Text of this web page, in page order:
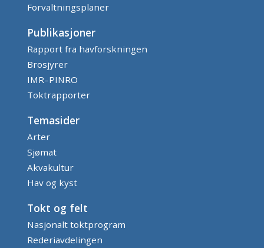
Forvaltningsplaner
Publikasjoner
Rapport fra havforskningen
Brosjyrer
IMR–PINRO
Toktrapporter
Temasider
Arter
Sjømat
Akvakultur
Hav og kyst
Tokt og felt
Nasjonalt toktprogram
Rederiavdelingen